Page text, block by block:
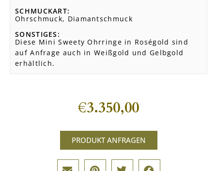
SCHMUCKART
Ohrschmuck, Diamantschmuck
SONSTIGES
Diese Mini Sweety Ohrringe in Roségold sind
auf Anfrage auch in Weißgold und Gelbgold
erhältlich.
€3.350,00
PRODUKT ANFRAGEN